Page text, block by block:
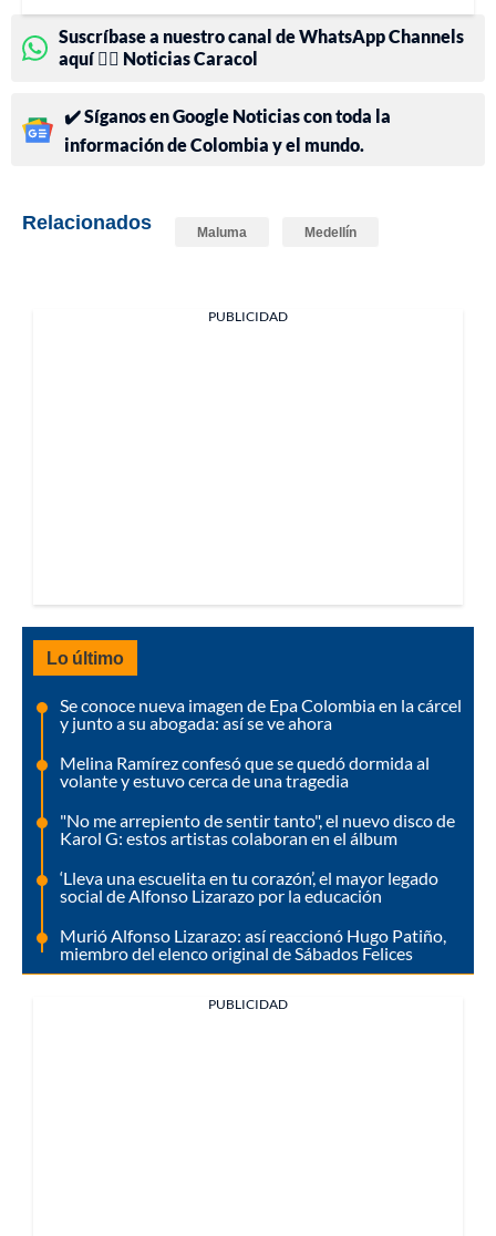
Suscríbase a nuestro canal de WhatsApp Channels
aquí 👉🏻 Noticias Caracol
✔️ Síganos en Google Noticias con toda la
información de Colombia y el mundo.
Relacionados Maluma Medellín
PUBLICIDAD
Lo último
Se conoce nueva imagen de Epa Colombia en la cárcel
y junto a su abogada: así se ve ahora
Melina Ramírez confesó que se quedó dormida al
volante y estuvo cerca de una tragedia
"No me arrepiento de sentir tanto", el nuevo disco de
Karol G: estos artistas colaboran en el álbum
‘Lleva una escuelita en tu corazón’, el mayor legado
social de Alfonso Lizarazo por la educación
Murió Alfonso Lizarazo: así reaccionó Hugo Patiño,
miembro del elenco original de Sábados Felices
PUBLICIDAD